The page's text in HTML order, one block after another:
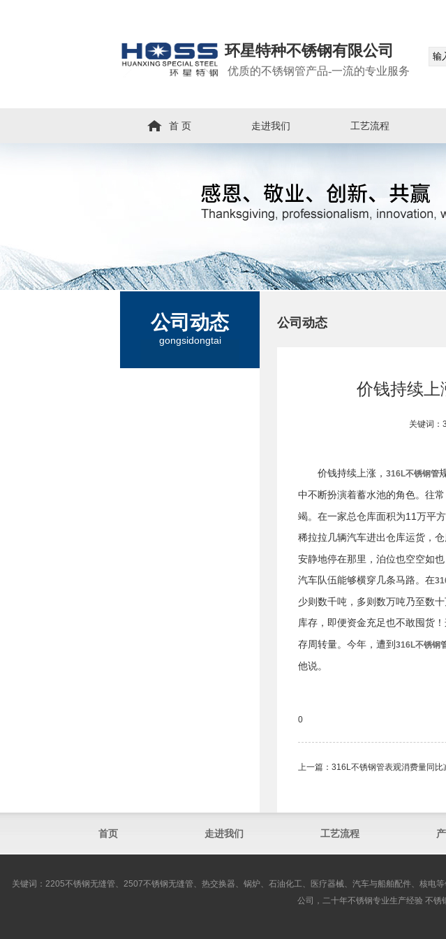
环星特种不锈钢有限公司
优质的不锈钢管产品-一流的专业服务
首 页 走进我们 工艺流程
公司动态
gongsidongtai
公司动态
价钱持续上
关键词：
价钱持续上涨， 316L不锈钢管
中不断扮演着蓄水池的角色。往
竭。在一家总仓库面积为11万平
稀拉拉几辆汽车进出仓库运货，
安静地停在那里，泊位也空空如
汽车队伍能够横穿几条马路。在
少则数千吨，多则数万吨乃至数
库存，即便资金充足也不敢囤货
存周转量。今年，遭到 316L不锈钢
他说。
0
上一篇： 316L不锈钢管表观消费量同比
首页 走进我们 工艺流程
关键词：2205不锈钢无缝管、2507不锈钢无缝管、热交换器、锅炉、石油化工、医疗器械、汽车与船舶配件、核
公司，二十年不锈钢专业生产经验 不